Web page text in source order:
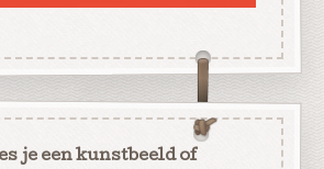
je een kunstbeeld of